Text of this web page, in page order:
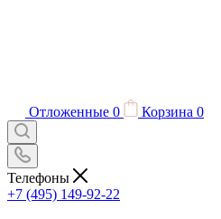
Отложенные 0 Корзина 0
Телефоны
+7 (495) 149-92-22